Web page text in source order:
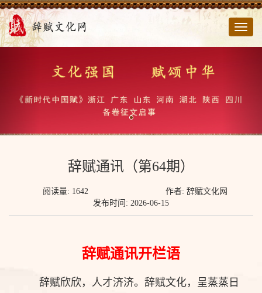
切
辞赋通讯（第64期）
阅读量: 1642
作者: 辞赋文化网
发布时间: 2026-06-15
辞赋通讯开栏语
辞赋欣欣，人才济济。辞赋文化，呈蒸蒸日